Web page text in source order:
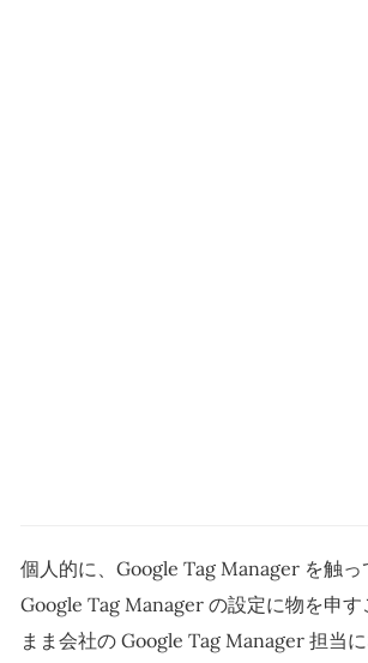
個人的に、Google Tag Manager を触
Google Tag Manager の設定に物を申
まま会社の Google Tag Manager 担当